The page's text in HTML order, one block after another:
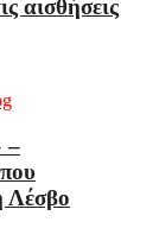
αισθήσεις
–
Λέσβο